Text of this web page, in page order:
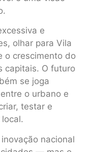
e
olhar para Vila
o crescimento do
capitais. O futuro
se joga
o urbano e
testar e
nacional